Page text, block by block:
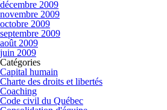
décembre 2009
novembre 2009
octobre 2009
septembre 2009
août 2009
juin 2009
Catégories
Capital humain
Charte des droits et libertés
Coaching
Code civil du Québec